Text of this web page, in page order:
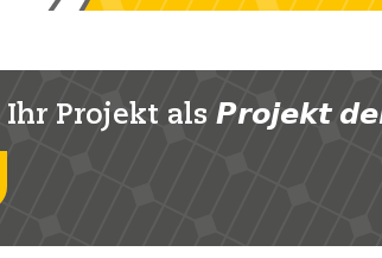
Ihr Projekt als 𝙋𝙧𝙤𝙟𝙚𝙠𝙩